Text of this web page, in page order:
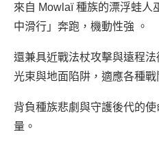
來自 Mowlaï 種族的漂浮蛙人
中滑行」奔跑，機動性強 。
還兼具近戰法杖攻擊與遠程
光束與地面陷阱，適應各種戰
背負種族悲劇與守護後代的
量。